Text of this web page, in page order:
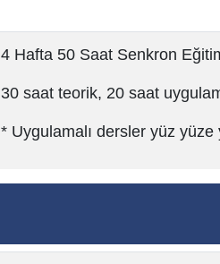
4 Hafta 50 Saat Senkron
30 saat teorik, 20 saat
* Uygulamalı dersler yüz yüze